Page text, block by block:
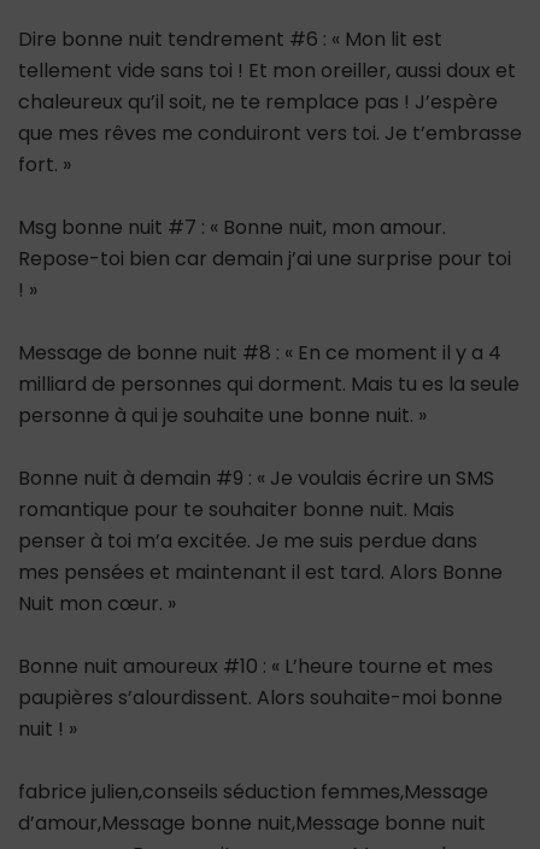
Dire bonne nuit tendrement #6 : « Mon lit est
tellement vide sans toi ! Et mon oreiller, aussi doux et
chaleureux qu’il soit, ne te remplace pas ! J’espère
que mes rêves me conduiront vers toi. Je t’embrasse
fort. »
Msg bonne nuit #7 : « Bonne nuit, mon amour.
Repose-toi bien car demain j’ai une surprise pour toi
! »
Message de bonne nuit #8 : « En ce moment il y a 4
milliard de personnes qui dorment. Mais tu es la seule
personne à qui je souhaite une bonne nuit. »
Bonne nuit à demain #9 : « Je voulais écrire un SMS
romantique pour te souhaiter bonne nuit. Mais
penser à toi m’a excitée. Je me suis perdue dans
mes pensées et maintenant il est tard. Alors Bonne
Nuit mon cœur. »
Bonne nuit amoureux #10 : « L’heure tourne et mes
paupières s’alourdissent. Alors souhaite-moi bonne
nuit ! »
fabrice julien,conseils séduction femmes,Message
d’amour,Message bonne nuit,Message bonne nuit